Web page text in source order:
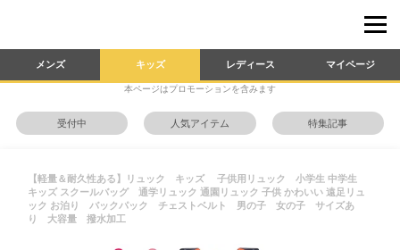
メンズ キッズ レディース マイページ
本ページはプロモーションを含みます
受付中 人気アイテム 特集記事
【軽量＆耐久性ある】リュック キッズ 子供用リュック 小学生 中学生
キッズ スクールバッグ 通学リュック 通園リュック 子供 かわいい 遠足リュ
ック お泊り バックパック チェストベルト 男の子 女の子 サイズあ
り 大容量 撥水加工